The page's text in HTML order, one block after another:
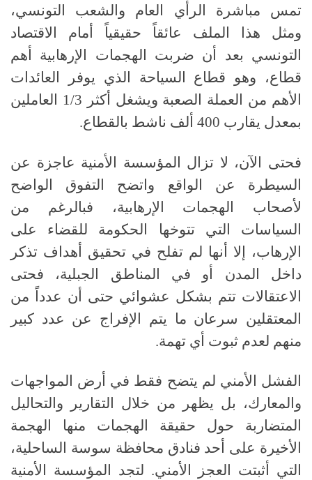
تمس مباشرة الرأي العام والشعب التونسي،
ومثل هذا الملف عائقاً حقيقياً أمام الاقتصاد
التونسي بعد أن ضربت الهجمات الإرهابية أهم
قطاع، وهو قطاع السياحة الذي يوفر العائدات
الأهم من العملة الصعبة ويشغل أكثر
العاملين
بمعدل يقارب
ألف ناشط بالقطاع.
فحتى الآن، لا تزال المؤسسة الأمنية عاجزة عن
السيطرة عن الواقع واتضح التفوق الواضح
لأصحاب الهجمات الإرهابية، فبالرغم من
السياسات التي تتوخها الحكومة للقضاء على
الإرهاب، إلا أنها لم تفلح في تحقيق أهداف تذكر
داخل المدن أو في المناطق الجبلية، فحتى
الاعتقالات تتم بشكل عشوائي حتى أن عدداً من
المعتقلين سرعان ما يتم الإفراج عن عدد كبير
منهم لعدم ثبوت أي تهمة.
الفشل الأمني لم يتضح فقط في أرض المواجهات
والمعارك، بل يظهر من خلال التقارير والتحاليل
المتضاربة حول حقيقة الهجمات منها الهجمة
الأخيرة على أحد فنادق محافظة سوسة الساحلية،
التي أثبتت العجز الأمني. لتجد المؤسسة الأمنية